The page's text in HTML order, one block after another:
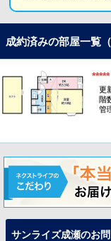
成約済みの部屋一覧
*****
更
階
管
サンライズ成瀬のお